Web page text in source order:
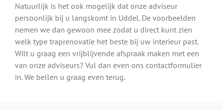
Natuurlijk is het ook mogelijk dat onze adviseur
persoonlijk bij u langskomt in Uddel. De voorbeelden
nemen we dan gewoon mee zodat u direct kunt zien
welk type traprenovatie het beste bij uw interieur past.
Wilt u graag een vrijblijvende afspraak maken met een
van onze adviseurs? Vul dan even ons contactformulier
in. We bellen u graag even terug.